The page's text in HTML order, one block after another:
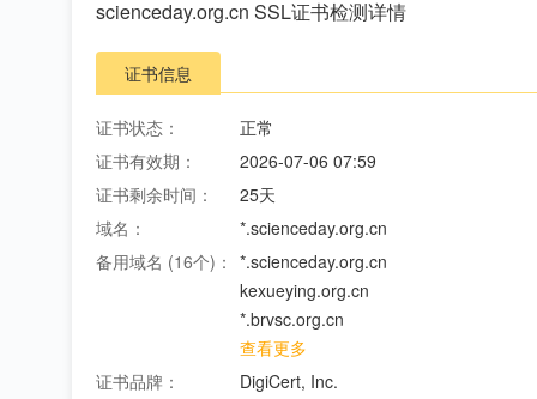
scienceday.org.cn SSL证书检测详情
证书信息
证书状态：
正常
证书有效期：
2026-07-06 07:59
证书剩余时间：
25天
域名：
*.scienceday.org.cn
备用域名 (16个)： *.scienceday.org.cn
kexueying.org.cn
*.brvsc.org.cn
查看更多
证书品牌：
DigiCert, Inc.